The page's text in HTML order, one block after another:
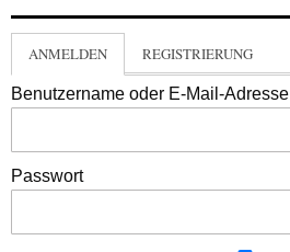
ANMELDEN REGISTRIERUNG
Benutzername oder E-Mail-Adresse
Passwort